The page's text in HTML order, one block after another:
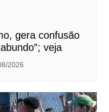
gera confusão
veja
2026